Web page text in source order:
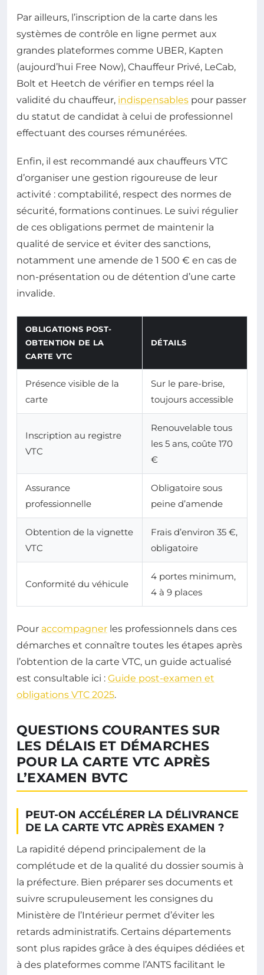
Par ailleurs, l’inscription de la carte dans les
systèmes de contrôle en ligne permet aux
grandes plateformes comme UBER, Kapten
(aujourd’hui Free Now), Chauffeur Privé, LeCab,
Bolt et Heetch de vérifier en temps réel la
validité du chauffeur, indispensables pour passer
du statut de candidat à celui de professionnel
effectuant des courses rémunérées.
Enfin, il est recommandé aux chauffeurs VTC
d’organiser une gestion rigoureuse de leur
activité : comptabilité, respect des normes de
sécurité, formations continues. Le suivi régulier
de ces obligations permet de maintenir la
qualité de service et éviter des sanctions,
notamment une amende de 1 500 € en cas de
non-présentation ou de détention d’une carte
invalide.
OBLIGATIONS POST-
OBTENTION DE LA
CARTE VTC
DÉTAILS
Présence visible de la
carte
Sur le pare-brise,
toujours accessible
Inscription au registre
VTC
Renouvelable tous
les 5 ans, coûte 170
€
Assurance
professionnelle
Obligatoire sous
peine d’amende
Obtention de la vignette
VTC
Frais d’environ 35 €,
obligatoire
Conformité du véhicule
4 portes minimum,
4 à 9 places
Pour accompagner les professionnels dans ces
démarches et connaître toutes les étapes après
l’obtention de la carte VTC, un guide actualisé
est consultable ici : Guide post-examen et
obligations VTC 2025.
QUESTIONS COURANTES SUR
LES DÉLAIS ET DÉMARCHES
POUR LA CARTE VTC APRÈS
L’EXAMEN BVTC
PEUT-ON ACCÉLÉRER LA DÉLIVRANCE
DE LA CARTE VTC APRÈS EXAMEN ?
La rapidité dépend principalement de la
complétude et de la qualité du dossier soumis à
la préfecture. Bien préparer ses documents et
suivre scrupuleusement les consignes du
Ministère de l’Intérieur permet d’éviter les
retards administratifs. Certains départements
sont plus rapides grâce à des équipes dédiées et
à des plateformes comme l’ANTS facilitant le